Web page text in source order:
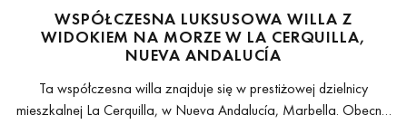
WSPÓŁCZESNA LUKSUSOWA WILLA Z
WIDOKIEM NA MORZE W LA CERQUILLA,
NUEVA ANDALUCÍA
Ta współczesna willa znajduje się w prestiżowej dzielnicy
mieszkalnej La Cerquilla, w Nueva Andalucía, Marbella. Obecnie